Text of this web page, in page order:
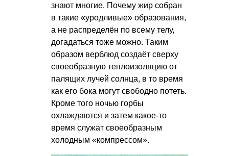
знают многие. Почему жир собран
в такие «уродливые» образования,
а не распределён по всему телу,
догадаться тоже можно. Таким
образом верблюд создаёт сверху
своеобразную теплоизоляцию от
палящих лучей солнца, в то время
как его бока могут свободно потеть.
Кроме того ночью горбы
охлаждаются и затем какое-то
время служат своеобразным
холодным «компрессом».